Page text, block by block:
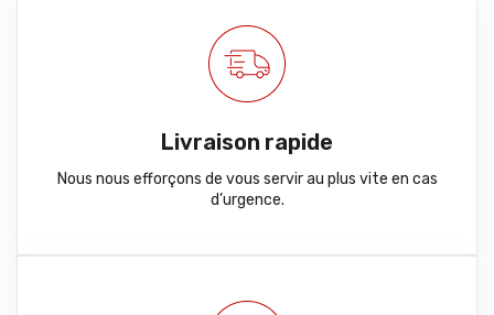
Livraison rapide
Nous nous efforçons de vous servir au plus vite en cas
d’urgence.